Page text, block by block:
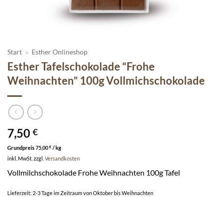
Start » Esther Onlineshop
Esther Tafelschokolade “Frohe
Weihnachten” 100g Vollmichschokolade
7,50 €
Grundpreis75,00 € / kg
inkl. MwSt. zzgl. Versandkosten
Vollmilchschokolade Frohe Weihnachten 100g Tafel
Lieferzeit: 2-3 Tage im Zeitraum von Oktober bis Weihnachten